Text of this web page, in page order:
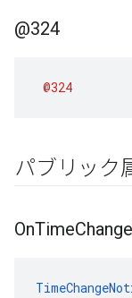
@324
@324
パブリック
OnTimeChange